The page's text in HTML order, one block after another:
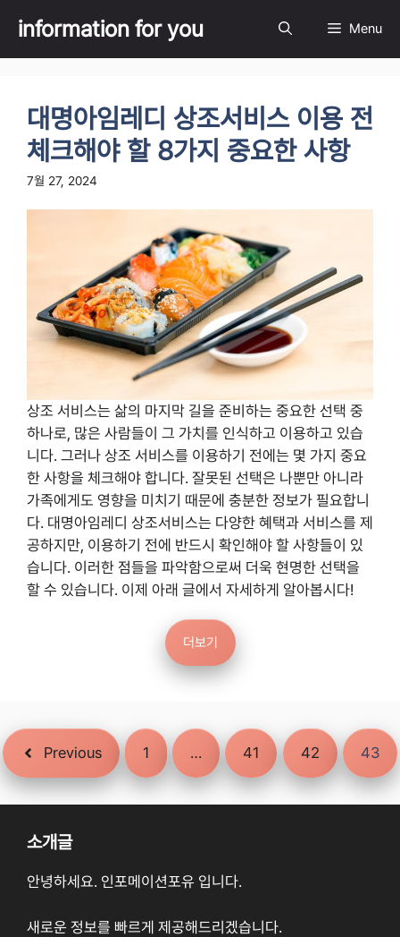
content
information for you Menu
대명아임레디 상조서비스 이용 전
체크해야 할 8가지 중요한 사항
7월 27, 2024
상조 서비스는 삶의 마지막 길을 준비하는 중요한 선택 중
하나로, 많은 사람들이 그 가치를 인식하고 이용하고 있습
니다. 그러나 상조 서비스를 이용하기 전에는 몇 가지 중요
한 사항을 체크해야 합니다. 잘못된 선택은 나뿐만 아니라
가족에게도 영향을 미치기 때문에 충분한 정보가 필요합니
다. 대명아임레디 상조서비스는 다양한 혜택과 서비스를 제
공하지만, 이용하기 전에 반드시 확인해야 할 사항들이 있
습니다. 이러한 점들을 파악함으로써 더욱 현명한 선택을
할 수 있습니다. 이제 아래 글에서 자세하게 알아봅시다!
더보기
Previous 1 … 41 42 43
소개글
안녕하세요. 인포메이션포유 입니다.
새로운 정보를 빠르게 제공해드리겠습니다.